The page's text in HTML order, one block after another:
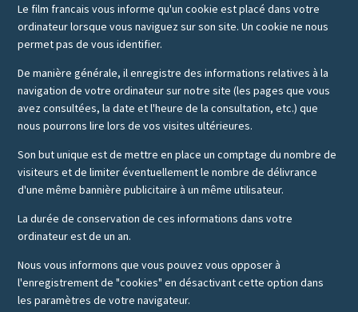
Le film francais vous informe qu'un cookie est placé dans votre
ordinateur lorsque vous naviguez sur son site. Un cookie ne nous
permet pas de vous identifier.
De manière générale, il enregistre des informations relatives à la
navigation de votre ordinateur sur notre site (les pages que vous
avez consultées, la date et l'heure de la consultation, etc.) que
nous pourrons lire lors de vos visites ultérieures.
Son but unique est de mettre en place un comptage du nombre de
visiteurs et de limiter éventuellement le nombre de délivrance
d'une même bannière publicitaire à un même utilisateur.
La durée de conservation de ces informations dans votre
ordinateur est de un an.
Nous vous informons que vous pouvez vous opposer à
l'enregistrement de "cookies" en désactivant cette option dans
les paramètres de votre navigateur.